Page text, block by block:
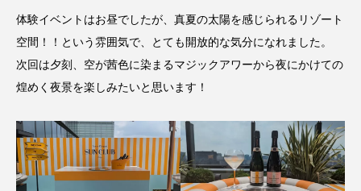
体験イベントはお昼でしたが、真夏の太陽を感じられるリゾート
空間！！という雰囲気で、とても開放的な気分になれました。
次回は夕刻、空が茜色に染まるマジックアワーから夜にかけての
煌めく夜景を楽しみたいと思います！